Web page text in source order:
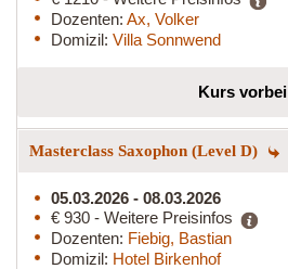
Dozenten: Ax, Volker
Domizil: Villa Sonnwend
Kurs vorbei
Masterclass Saxophon (Level D)
05.03.2026 - 08.03.2026
€ 930 - Weitere Preisinfos
Dozenten: Fiebig, Bastian
Domizil: Hotel Birkenhof